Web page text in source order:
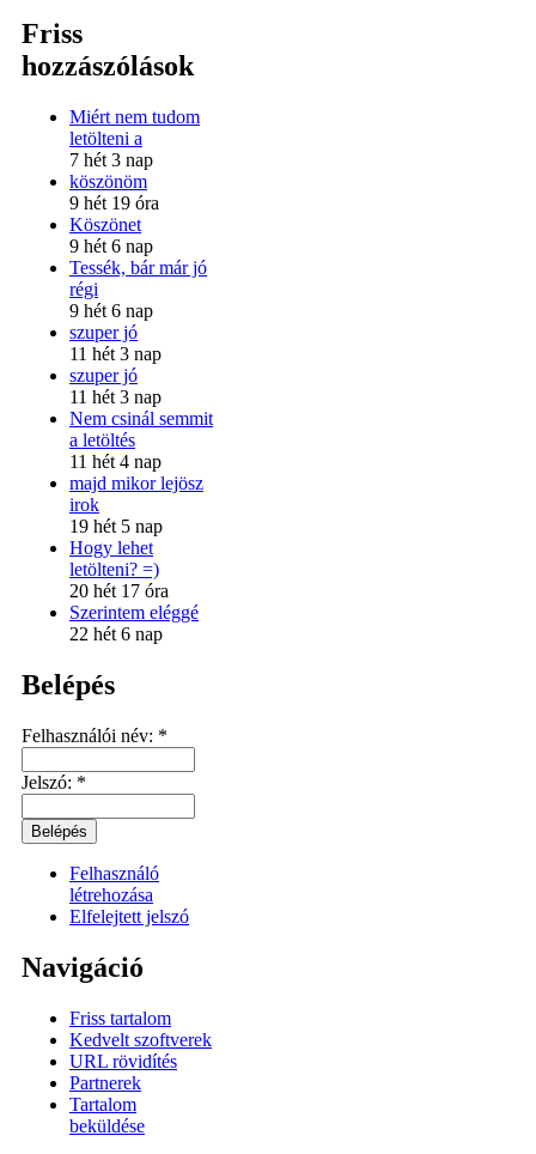
Friss
hozzászólások
Miért nem tudom
letölteni a
7 hét 3 nap
köszönöm
9 hét 19 óra
Köszönet
9 hét 6 nap
Tessék, bár már jó
régi
9 hét 6 nap
szuper jó
11 hét 3 nap
szuper jó
11 hét 3 nap
Nem csinál semmit
a letöltés
11 hét 4 nap
majd mikor lejösz
irok
19 hét 5 nap
Hogy lehet
letölteni? =)
20 hét 17 óra
Szerintem eléggé
22 hét 6 nap
Belépés
Felhasználói név: *
Jelszó: *
Felhasználó
létrehozása
Elfelejtett jelszó
Navigáció
Friss tartalom
Kedvelt szoftverek
URL rövidítés
Partnerek
Tartalom
beküldése